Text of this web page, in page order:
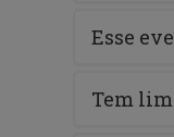
Esse
Tem